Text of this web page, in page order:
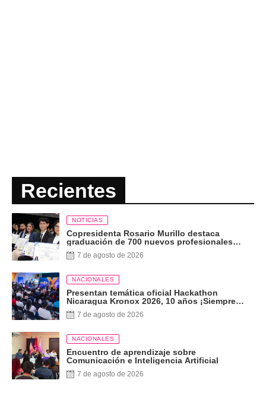
Recientes
NOTICIAS
Copresidenta Rosario Murillo destaca
graduación de 700 nuevos profesionales
Pueblo Presidente
7 de agosto de 2026
NACIONALES
Presentan temática oficial Hackathon
Nicaragua Kronox 2026, 10 años ¡Siempre
Más Allá!
7 de agosto de 2026
NACIONALES
Encuentro de aprendizaje sobre
Comunicación e Inteligencia Artificial
7 de agosto de 2026